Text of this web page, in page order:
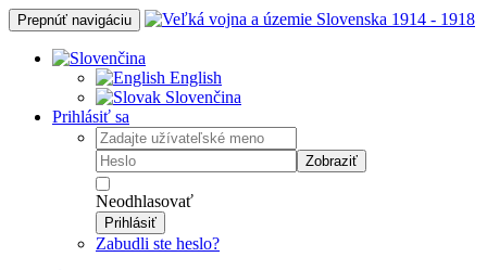
Prepnúť navigáciu
English
Slovenčina
Prihlásiť sa
Zobraziť
Neodhlasovať
Prihlásiť
Zabudli ste heslo?